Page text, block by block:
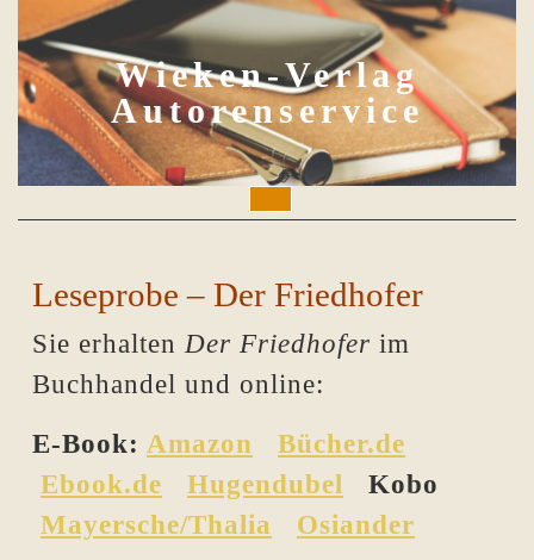
to
content
Wieken-Verlag
Autorenservice
Button
Leseprobe – Der Friedhofer
Sie erhaltenDer Friedhofer im
Buchhandel und online:
E-Book: Amazon
Bücher.de
Ebook.de
Hugendubel Kobo
Mayersche/Thalia
Osiander